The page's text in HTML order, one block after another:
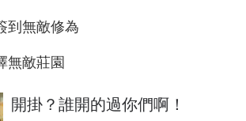
到無敵修為
無敵莊園
開掛？誰開的過你們啊！